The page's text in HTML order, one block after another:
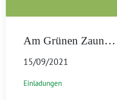
Am Grünen Zaun…
15/09/2021
Einladungen